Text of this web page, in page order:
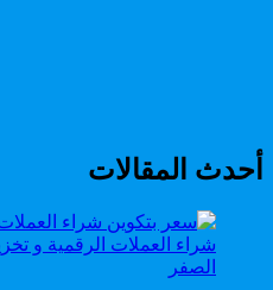
أحدث المقالات
شراء العملات الرقمية و
الصفر